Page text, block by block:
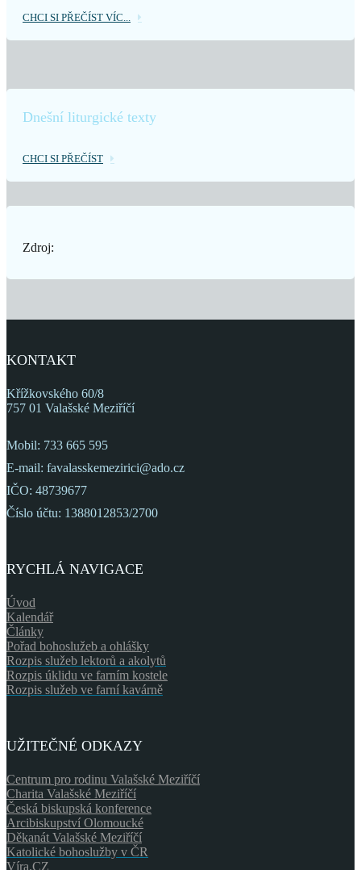
CHCI SI PŘEČÍST VÍC...
Dnešní liturgické texty
CHCI SI PŘEČÍST
Zdroj:
KONTAKT
Křížkovského 60/8
757 01 Valašské Meziříčí
Mobil: 733 665 595
E-mail: favalasskemezirici@ado.cz
IČO: 48739677
Číslo účtu: 1388012853/2700
RYCHLÁ NAVIGACE
Úvod
Kalendář
Články
Pořad bohoslužeb a ohlášky
Rozpis služeb lektorů a akolytů
Rozpis úklidu ve farním kostele
Rozpis služeb ve farní kavárně
UŽITEČNÉ ODKAZY
Centrum pro rodinu Valašské Meziříčí
Charita Valašské Meziříčí
Česká biskupská konference
Arcibiskupství Olomoucké
Děkanát Valašské Meziříčí
Katolické bohoslužby v ČR
Víra.CZ